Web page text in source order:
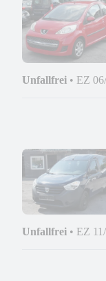
Unfallfrei • EZ
Unfallfrei • EZ